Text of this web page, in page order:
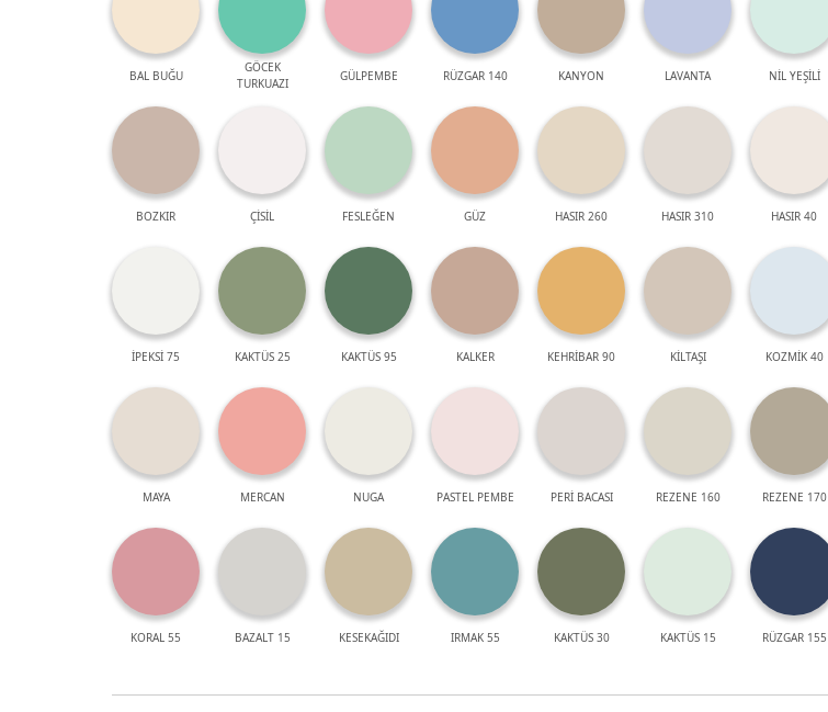
BAL BUĞU
GÖCEK
TURKUAZI
GÜLPEMBE RÜZGAR 140 KANYON LAVANTA NİL YEŞİLİ
BOZKIR ÇİSİL FESLEĞEN GÜZ HASIR 260 HASIR 310 HASIR 40
İPEKSİ 75 KAKTÜS 25 KAKTÜS 95 KALKER KEHRİBAR 90 KİLTAŞI KOZMİK 40
MAYA MERCAN NUGA PASTEL PEMBE PERİ BACASI REZENE 160 REZENE 170
KORAL 55 BAZALT 15 KESEKAĞIDI IRMAK 55 KAKTÜS 30 KAKTÜS 15 RÜZGAR 155